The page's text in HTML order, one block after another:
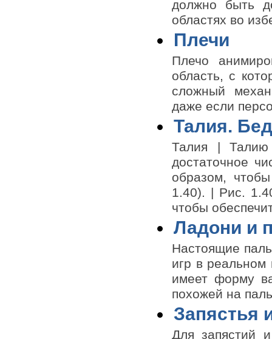
должно быть
областях во
Плечи
Плечо
область, с
сложный
даже если
Талия.
Талия | Талию
достаточное
образом,
1.40). | Рис.
чтобы
Ладони и
Настоящие
игр в
имеет форму
похожей на
Запястья
Для запястий